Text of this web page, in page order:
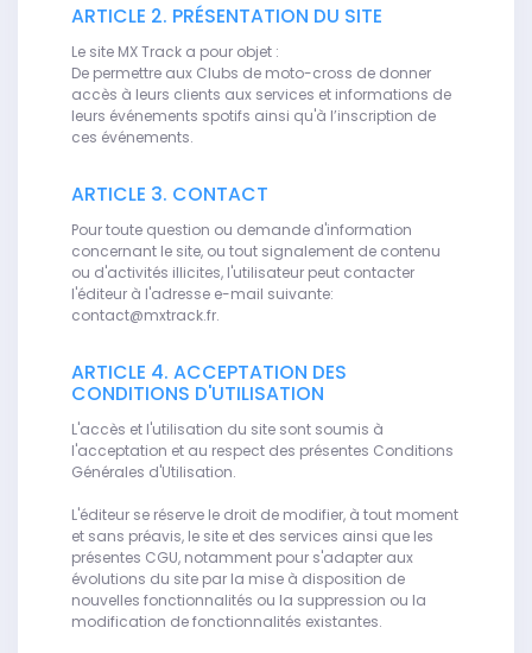
ARTICLE 2. PRÉSENTATION DU SITE
Le site MX Track a pour objet :
De permettre aux Clubs de moto-cross de donner
accès à leurs clients aux services et informations de
leurs événements spotifs ainsi qu'à l’inscription de
ces événements.
ARTICLE 3. CONTACT
Pour toute question ou demande d'information
concernant le site, ou tout signalement de contenu
ou d'activités illicites, l'utilisateur peut contacter
l'éditeur à l'adresse e-mail suivante:
contact@mxtrack.fr.
ARTICLE 4. ACCEPTATION DES
CONDITIONS D'UTILISATION
L'accès et l'utilisation du site sont soumis à
l'acceptation et au respect des présentes Conditions
Générales d'Utilisation.
L'éditeur se réserve le droit de modifier, à tout moment
et sans préavis, le site et des services ainsi que les
présentes CGU, notamment pour s'adapter aux
évolutions du site par la mise à disposition de
nouvelles fonctionnalités ou la suppression ou la
modification de fonctionnalités existantes.